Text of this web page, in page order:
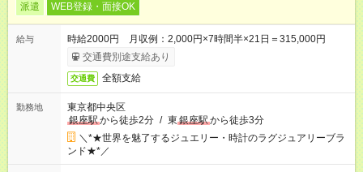
派遣 WEB登録・面接OK
給与
時給2000円 月収例：2,000円×7時間半×21日＝315,000円
交通費別途支給あり
交通費 全額支給
勤務地
東京都中央区
銀座駅から徒歩2分 / 東 銀座駅から徒歩3分
＼*★世界を魅了するジュエリー・時計のラグジュアリーブラ
ンド★*／